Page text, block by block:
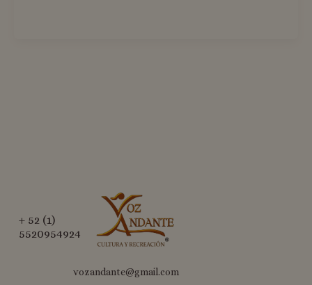
+ 52 (1)
5520954924
vozandante@gmail.com